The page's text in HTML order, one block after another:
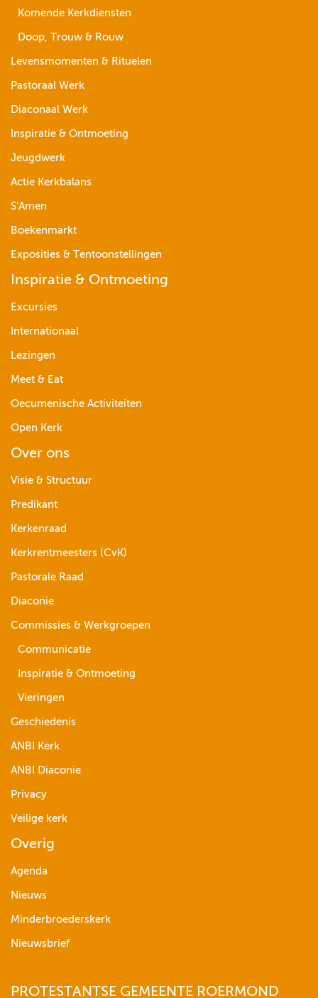
Komende Kerkdiensten
Doop, Trouw & Rouw
Levensmomenten & Rituelen
Pastoraal Werk
Diaconaal Werk
Inspiratie & Ontmoeting
Jeugdwerk
Actie Kerkbalans
S’Amen
Boekenmarkt
Exposities & Tentoonstellingen
Inspiratie & Ontmoeting
Excursies
Internationaal
Lezingen
Meet & Eat
Oecumenische Activiteiten
Open Kerk
Over ons
Visie & Structuur
Predikant
Kerkenraad
Kerkrentmeesters (CvK)
Pastorale Raad
Diaconie
Commissies & Werkgroepen
Communicatie
Inspiratie & Ontmoeting
Vieringen
Geschiedenis
ANBI Kerk
ANBI Diaconie
Privacy
Veilige kerk
Overig
Agenda
Nieuws
Minderbroederskerk
Nieuwsbrief
PROTESTANTSE GEMEENTE ROERMOND